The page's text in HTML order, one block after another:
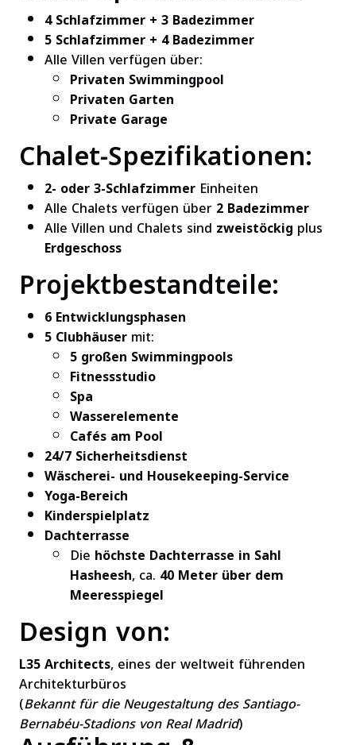
4 Schlafzimmer + 3 Badezimmer
5 Schlafzimmer + 4 Badezimmer
Alle Villen verfügen über:
Privaten Swimmingpool
Privaten Garten
Private Garage
Chalet-Spezifikationen:
2- oder 3-Schlafzimmer Einheiten
Alle Chalets verfügen über2 Badezimmer
Alle Villen und Chalets sind zweistöckig plus
Erdgeschoss
Projektbestandteile:
6 Entwicklungsphasen
5 Clubhäusermit:
5 großen Swimmingpools
Fitnessstudio
Spa
Wasserelemente
Cafés am Pool
24/7 Sicherheitsdienst
Wäscherei- und Housekeeping-Service
Yoga-Bereich
Kinderspielplatz
Dachterrasse
Die höchste Dachterrasse in Sahl
Hasheesh, ca. 40 Meter über dem
Meeresspiegel
Design von:
L35 Architects, eines der weltweit führenden
Architekturbüros
(Bekannt für die Neugestaltung des Santiago-
Bernabéu-Stadions von Real Madrid)